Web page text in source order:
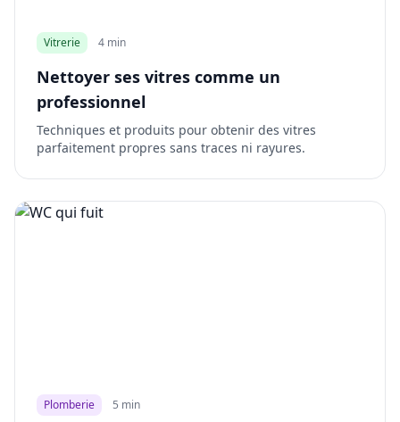
Vitrerie 4 min
Nettoyer ses vitres comme un
professionnel
Techniques et produits pour obtenir des vitres
parfaitement propres sans traces ni rayures.
Plomberie 5 min